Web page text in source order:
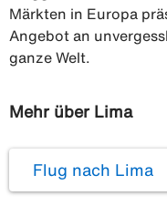
Märkten in Europa
Angebot an
ganze Welt.
Mehr über Lima
Flug nach Lima